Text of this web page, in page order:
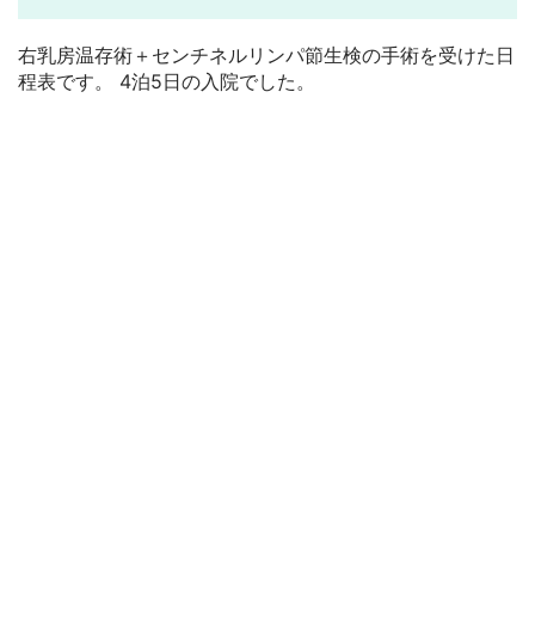
右乳房温存術＋センチネルリンパ節生検の手術を受けた日
程表です。 4泊5日の入院でした。